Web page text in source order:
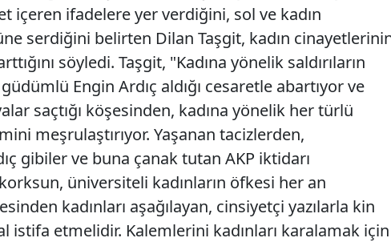
içeren ifadelere yer verdiğini, sol ve kadın
serdiğini belirten Dilan Taşgit, kadın
söyledi. Taşgit, "Kadına yönelik saldırıların
Engin Ardıç aldığı cesaretle abartıyor ve
saçtığı köşesinden, kadına yönelik her türlü
meşrulaştırıyor. Yaşanan tacizlerden,
gibiler ve buna çanak tutan AKP iktidarı
üniversiteli kadınların öfkesi her an
kadınları aşağılayan, cinsiyetçi yazılarla kin
istifa etmelidir. Kalemlerini kadınları karalamak için